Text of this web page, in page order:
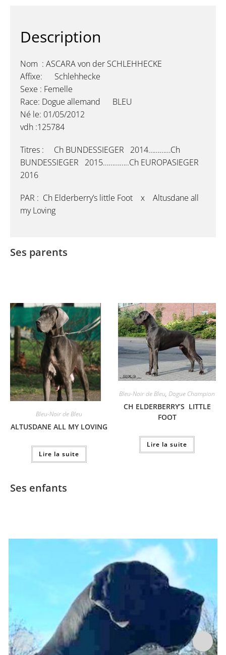
Description
Nom : ASCARA von der SCHLEHHECKE
Affixe: Schlehhecke
Sexe : Femelle
Race: Dogue allemand BLEU
Né le: 01/05/2012
vdh :125784
Titres : Ch BUNDESSIEGER 2014…………Ch
BUNDESSIEGER 2015…………..Ch EUROPASIEGER
2016
PAR : Ch Elderberry’s little Foot x Altusdane all
my Loving
Ses parents
Bleu-Noir de Bleu
ALTUSDANE ALL MY LOVING
Lire la suite
Bleu-Noir de Bleu, Dogue Champion
CH ELDERBERRY’S LITTLE
FOOT
Lire la suite
Ses enfants